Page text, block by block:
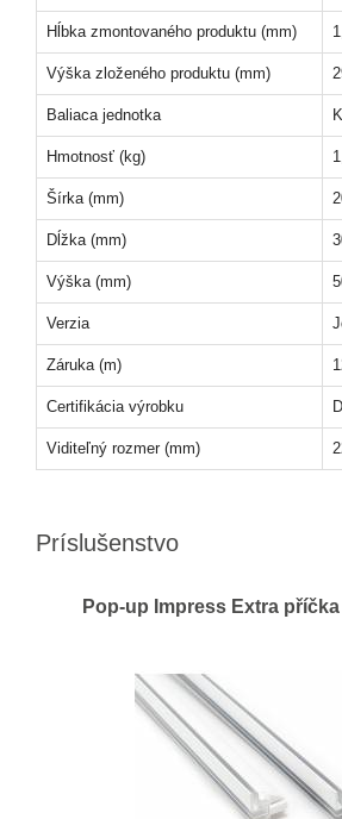
Hĺbka zmontovaného produktu (mm)
Výška zloženého produktu (mm)
Baliaca jednotka
Hmotnosť (kg)
Šírka (mm)
Dĺžka (mm)
Výška (mm)
Verzia
Záruka (m)
Certifikácia výrobku
Viditeľný rozmer (mm)
Príslušenstvo
Pop-up Impress Extra